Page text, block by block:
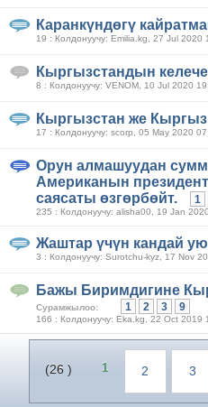
Каранкүндөгү
19 : Колдонуучу: Emilia.kg, 27 Jul 2020
Кыргызстандын
8 : Колдонуучу: VENOM, 10 Jul 2020
Кыргызстан же
17 : Колдонуучу: scorp, 05 May 2020
Орун алмашуудан
Американын
саясаты өзгөрбөйт.
1
235 : Колдонуучу: alisha00, 19 Jan
Жаштар үчүн кандай
3 : Колдонуучу: Surotchu-kyz, 17 Nov
Бажы Биримдигине
Сурамжылоо: 1 2 3 9
166 : Колдонуучу: Eka.kg, 22 Oct 2019
(26 ) 1 2 3